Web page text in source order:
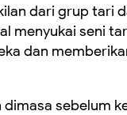
dari grup tari
menyukai seni
dan
sebelum